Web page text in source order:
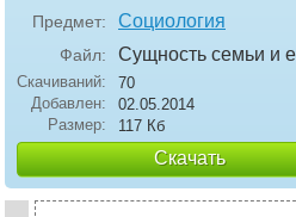
Предмет: Социология
Файл: Сущность семьи и
Скачиваний:
70
Добавлен:
02.05.2014
Размер:
117 Кб
Скачать